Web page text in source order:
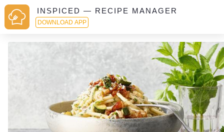
INSPICED — RECIPE MANAGER
DOWNLOAD APP